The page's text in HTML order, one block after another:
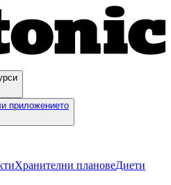
приложението
Хранителни плановеДиети